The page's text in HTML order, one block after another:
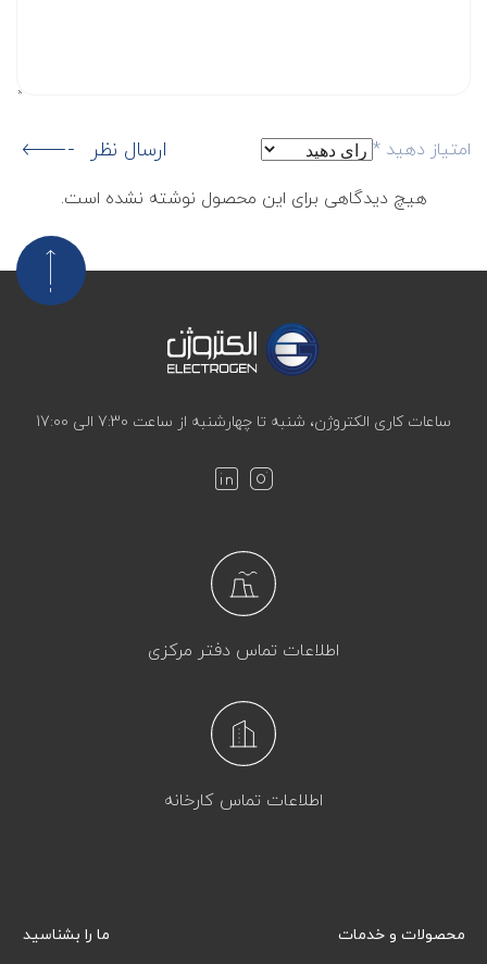
امتیاز دهید * ارسال نظر
هیچ دیدگاهی برای این محصول نوشته نشده است.
ساعات کاری الکتروژن، شنبه تا چهارشنبه از ساعت 7:30 الی 17:00
اطلاعات تماس دفتر مرکزی
اطلاعات تماس کارخانه
محصولات و خدمات ما را بشناسید